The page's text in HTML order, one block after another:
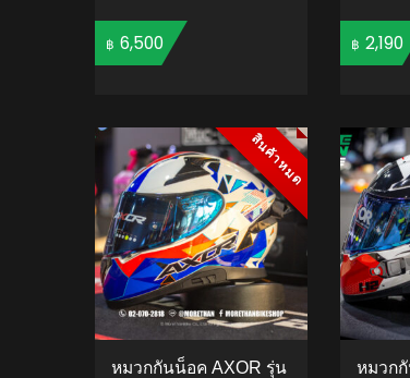
฿ 6,500 ฿ 2,190
สินค้าหมด
สินค้าหมด
หมวกกันน็อค AXOR รุ่น
หมวก